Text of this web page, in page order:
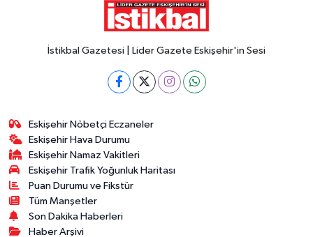
İstikbal Gazetesi | Lider Gazete Eskişehir'in Sesi
Eskişehir Nöbetçi Eczaneler
Eskişehir Hava Durumu
Eskişehir Namaz Vakitleri
Eskişehir Trafik Yoğunluk Haritası
Puan Durumu ve Fikstür
Tüm Manşetler
Son Dakika Haberleri
Haber Arşivi